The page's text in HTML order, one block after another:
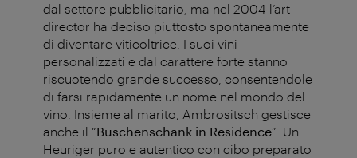
dal settore pubblicitario, ma nel 2004 l’art
director ha deciso piuttosto spontaneamente
di diventare viticoltrice. I suoi vini
personalizzati e dal carattere forte stanno
riscuotendo grande successo, consentendole
di farsi rapidamente un nome nel mondo del
vino. Insieme al marito, Ambrositsch gestisce
anche il “Buschenschank in Residence”. Un
Heuriger puro e autentico con cibo preparato